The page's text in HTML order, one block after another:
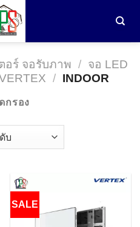
อร์ จอรับภาพ / จอ LED
/ INDOOR
กรอง
SALE